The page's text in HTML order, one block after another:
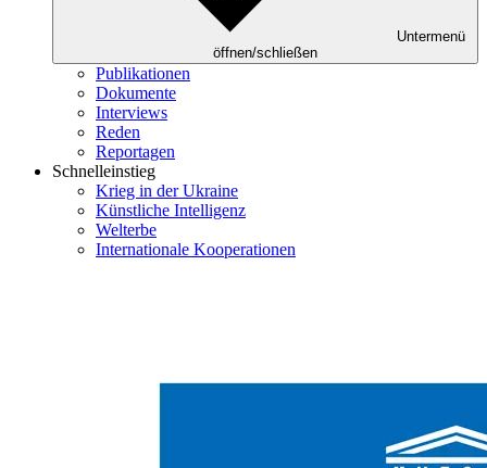
Untermenü
öffnen/schließen
Publikationen
Dokumente
Interviews
Reden
Reportagen
Schnelleinstieg
Krieg in der Ukraine
Künstliche Intelligenz
Welterbe
Internationale Kooperationen